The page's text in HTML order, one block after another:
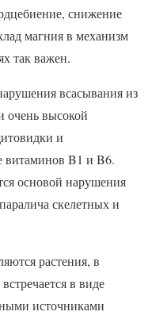
снижение
магния в механизм
так важен.
всасывания из
очень высокой
и
витаминов B1 и B6.
основой нарушения
скелетных и
растения, в
в виде
источниками